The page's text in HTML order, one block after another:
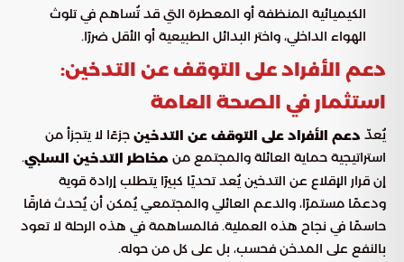
الكيميائية المنظفة أو المعطرة التي قد تُساهم في تلوث
الهواء الداخلي، واختر البدائل الطبيعية أو الأقل ضررًا.
دعم الأفراد على التوقف عن التدخين:
استثمار في الصحة العامة
يُعدّ دعم الأفراد على التوقف عن التدخين جزءًا لا يتجزأ من
استراتيجية حماية العائلة والمجتمع من مخاطر التدخين السلبي.
إن قرار الإقلاع عن التدخين يُعد تحديًا كبيرًا يتطلب إرادة قوية
ودعمًا مستمرًا، والدعم العائلي والمجتمعي يُمكن أن يُحدث فارقًا
حاسمًا في نجاح هذه العملية. فالمساهمة في هذه الرحلة لا تعود
بالنفع على المدخن فحسب، بل على كل من حوله.